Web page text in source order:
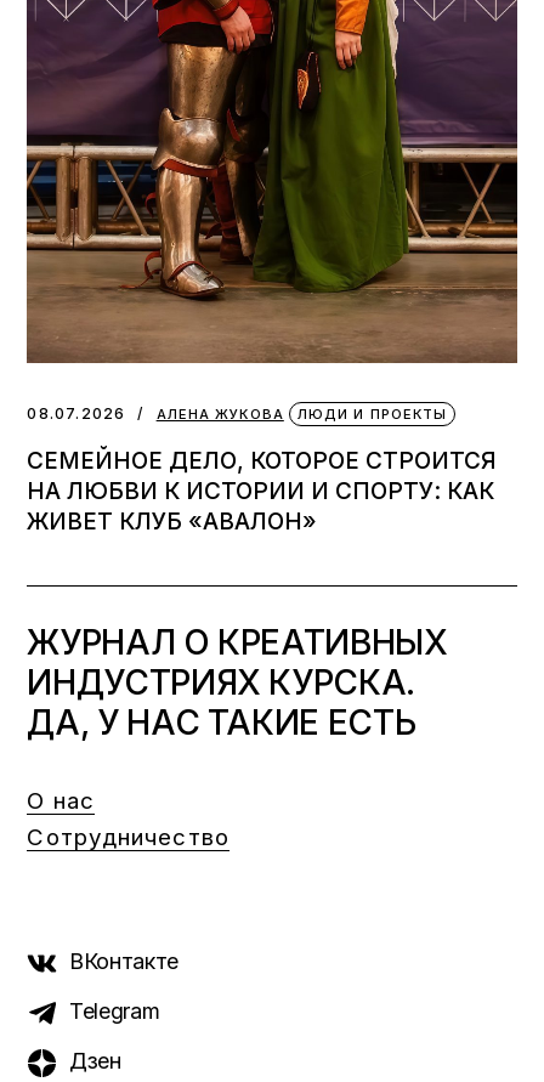
08.07.2026 АЛЕНА ЖУКОВА ЛЮДИ И ПРОЕКТЫ
СЕМЕЙНОЕ ДЕЛО, КОТОРОЕ СТРОИТСЯ
НА ЛЮБВИ К ИСТОРИИ И СПОРТУ: КАК
ЖИВЕТ КЛУБ «АВАЛОН»
ЖУРНАЛ О КРЕАТИВНЫХ
ИНДУСТРИЯХ КУРСКА.
ДА, У НАС ТАКИЕ ЕСТЬ
О нас
Сотрудничество
ВКонтакте
Telegram
Дзен